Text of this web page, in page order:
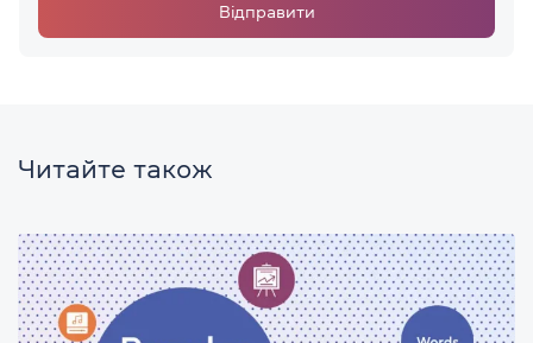
Відправити
Читайте також